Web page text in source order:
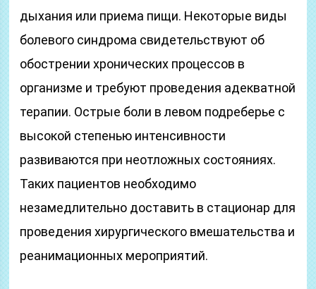
дыхания или приема пищи. Некоторые виды
болевого синдрома свидетельствуют об
обострении хронических процессов в
организме и требуют проведения адекватной
терапии. Острые боли в левом подреберье с
высокой степенью интенсивности
развиваются при неотложных состояниях.
Таких пациентов необходимо
незамедлительно доставить в стационар для
проведения хирургического вмешательства и
реанимационных мероприятий.